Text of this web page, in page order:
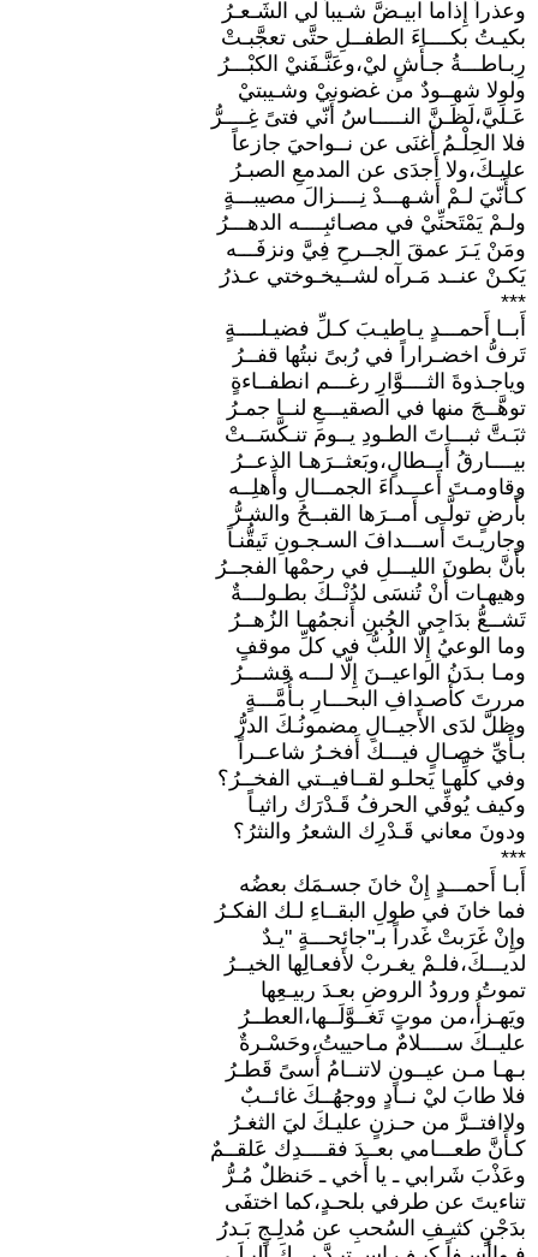
وعذراً إِذاما ابيـضَّ شـيباً لي الشَـعـرُ
بكيـتُ بكــــاءَ الطفــلِ حتَّى تعجَّبـتْ
رِبـاطـــةُ جـأَشٍ ليْ،وعَنَّـفَنيْ الكبْـــرُ
ولولا شهــودٌ من غضونيْ وشـيبتيْ
عَـلَيَّ،لَظَـنَّ النـــــاسُ أَنّي فتىً غِــــرُّ
فلا الحِلْـمُ أَغنَى عن نــواحيَ جازعاً
عليـكَ،ولا أَجدَى عن المدمعِ الصبـرُ
كـأَنّيَ لـمْ أَشـهـــدْ نِــــزالَ مصيبـــةٍ
ولـمْ يَمْتَحنِّيْ في مصـائبِــــه الدهـــرُ
ومَنْ يَـرَ عمقَ الجــرحِ فِيَّ ونزفَـــه
يَكـنْ عنــد مَـرآه لشــيخـوختي عـذرُ
***
أَبــا أَحمـــدٍ يـاطيـبَ كـلِّ فضيـلــــةٍ
تَرفُّ اخضـراراً في رُبىً نبتُها قفــرُ
وياجـذوةَ الثــــوَّارِ رغـــم انطفــاءةٍ
توهَّــجَ منها في الصقيـــعِ لنــا جمـرُ
ثبَـتَّ ثبـــاتَ الطـودِ يــومَ تنـكَّسَــتْ
بيــــارقُ أَبــطالٍ،وبَعثــرَهـا الذعــرُ
وقاومـتَ أَعـــداءَ الجمـــالِ وأَهلِــه
بأَرضٍ تولَّـى أَمــرَها القبــحُ والشـرُّ
وجاريـتَ أَســـدافَ السـجـونِ تَيقُّنـاً
بأَنَّ بطونَ الليـــلِ في رحمْها الفجــرُ
وهيهـات أَنْ تُنسَى لدُنْــكَ بطـولـــةٌ
تَشــعُّ بدَاجِي الجُبنِ أَنجمُهـا الزُهــرُ
وما الوعيُ إِلّا اللُبُّ في كلِّ موقفٍ
ومـا بـدَنُ الواعيــنَ إِلّا لـــه قِشـــرُ
مررتَ كأَصـدافِ البحـــارِ بـأُمَّـــةٍ
وظلَّ لدَى الأَجيــالِ مضمونُـكَ الدرُّ
بـأَيِّ خصـالٍ فيـــكَ أَفخـرُ شاعــراً
وفي كلِّهـا يَحلـو لقــافيــتي الفخــرُ؟
وكيف يُوفِّي الحرفُ قَـدْرَك راثيـاً
ودونَ معاني قَـدْرِك الشعرُ والنثرُ؟
***
أَبـا أَحمـــدٍ إِنْ خانَ جسـمَك بعضُه
فما خانَ في طولِ البقــاءِ لـك الفكـرُ
وإِنْ غَرَبتْ غَدراً بـ"جائحـــةٍ "يـدٌ
لديـــكَ،فلـمْ يغـربْ لأَفعـالِها الخيــرُ
تموتُ ورودُ الروضِ بعـدَ ربيـعِها
ويَهـزأُ،من موتٍ تَغــوَّلَــها،العطــرُ
عليــكَ ســــلامٌ مـاحييتُ،وحَسْـرةٌ
بـهـا مـن عيــونٍ لاتنــامُ أَسىً قَطـرُ
فلا طابَ ليْ نــادٍ ووجهُــكَ غائــبٌ
ولاافتــرَّ من حـزنٍ عليـكَ ليَ الثغـرُ
كـأَنَّ طعـــامي بعــدَ فقــــدِك عَلقــمٌ
وعَذْبَ شَرابي ـ يا أَخي ـ حَنظلٌ مُـرُّ
تناءيتَ عن طرفي بلحـدٍ،كما اختفَى
بدَجْنٍ كثيـفِ السُحبِ عن مُدلِـجٍ بَـدرُ